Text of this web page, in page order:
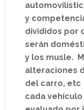
y
divididos por
serán
y los musle.
alteraciones
del carro, etc
cada